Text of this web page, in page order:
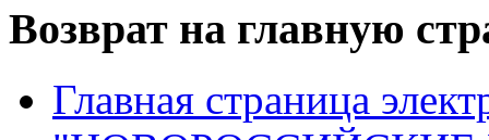
Возврат на главную
Главная страница